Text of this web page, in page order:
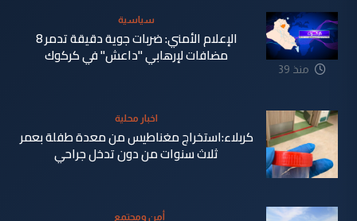
منذ 39
سياسية
الإعلام الأمني: ضربات جوية دقيقة تدمر 8
مضافات لإرهابي "داعش" في كركوك
اخبار محلية
كربلاء:استخراج مغناطيس من معدة طفلة بعمر
ثلاث سنوات من دون تدخل جراحي
أمن ومجتمع